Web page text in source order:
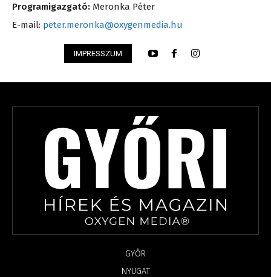
Programigazgató: Meronka Péter
E-mail: peter.meronka@oxygenmedia.hu
IMPRESSZUM
GYŐR
NYUGAT